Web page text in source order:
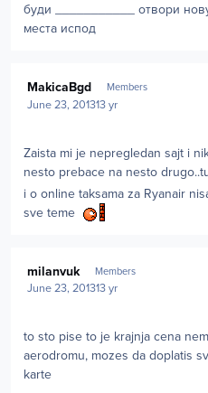
буди ___________ отвори
места испод
MakicaBgd Members
June 23, 201313 yr
Zaista mi je nepregledan sajt i
nesto prebace na nesto
i o online taksama za Ryanair
sve teme
milanvuk Members
June 23, 201313 yr
to sto pise to je krajnja cena
aerodromu, mozes da doplatis
karte